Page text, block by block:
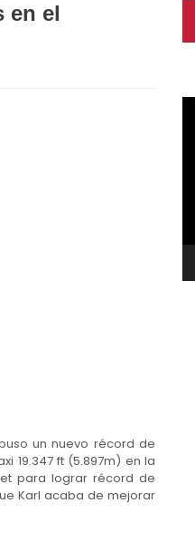
en el
un nuevo récord de
19.347 ft (5.897m) en la
para lograr récord de
Karl acaba de mejorar